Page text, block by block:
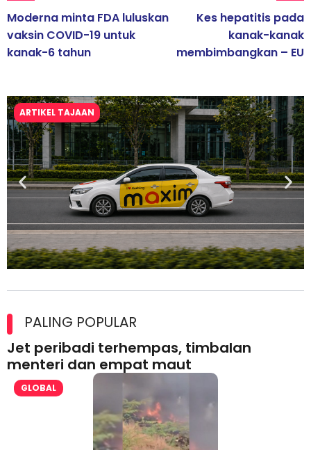
Moderna minta FDA luluskan
vaksin COVID-19 untuk
kanak-6 tahun
Kes hepatitis pada
kanak-kanak
membimbangkan – EU
ARTIKEL TAJAAN
lesen separuh pertama 2026
PALING POPULAR
Jet peribadi terhempas, timbalan
menteri dan empat maut
GLOBAL